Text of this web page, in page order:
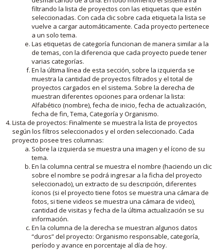
filtrando la lista de proyectos con las etiquetas que estén
seleccionadas. Con cada clic sobre cada etiqueta la lista se
vuelve a cargar automáticamente. Cada proyecto pertenece
a un solo tema.
Las etiquetas de categoría funcionan de manera similar a la
de temas, con la diferencia que cada proyecto puede tener
varias categorías.
En la última línea de esta sección, sobre la izquierda se
muestra la cantidad de proyectos filtrados y el total de
proyectos cargados en el sistema. Sobre la derecha de
muestran diferentes opciones para ordenar la lista:
Alfabético (nombre), fecha de inicio, fecha de actualización,
fecha de fin, Tema, Categoría y Organismo.
Lista de proyectos: Finalmente se muestra la lista de proyectos
según los filtros seleccionados y el orden seleccionado. Cada
proyecto posee tres columnas:
Sobre la izquierda se muestra una imagen y el ícono de su
tema.
En la columna central se muestra el nombre (haciendo un clic
sobre el nombre se podrá ingresar a la ficha del proyecto
seleccionado), un extracto de su descripción, diferentes
íconos (si el proyecto tiene fotos se muestra una cámara de
fotos, si tiene videos se muestra una cámara de video),
cantidad de visitas y fecha de la última actualización se su
información.
En la columna de la derecha se muestran algunos datos
“duros” del proyecto: Organismo responsable, categoría,
período y avance en porcentaje al día de hoy.